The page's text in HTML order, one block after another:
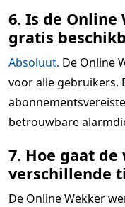
6. Is de Online
gratis
Absoluut. De Online
voor alle gebruikers.
betrouwbare
7. Hoe gaat
verschillende
De Online Wekker